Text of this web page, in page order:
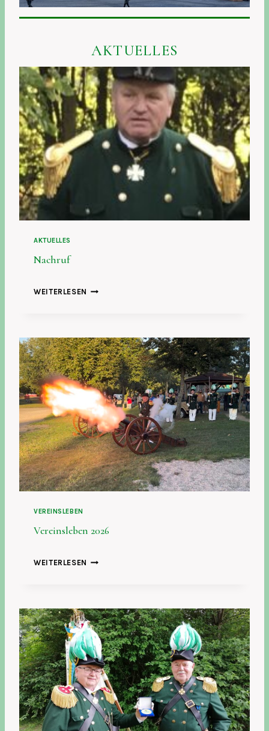
AKTUELLES
AKTUELLES
Nachruf
WEITERLESEN N
R
U
F
VEREINSLEBEN
Vereinsleben 2026
WEITERLESEN V
I
N
S
L
E
B
E
N
2
0